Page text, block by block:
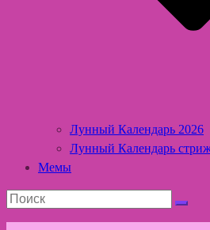
Лунный Календарь 2026
Лунный Календарь
Мемы